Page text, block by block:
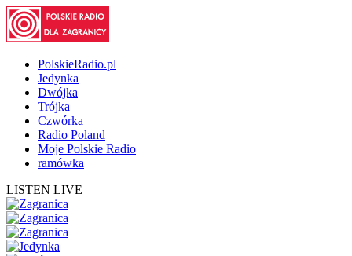
PolskieRadio.pl
Jedynka
Dwójka
Trójka
Czwórka
Radio Poland
Moje Polskie Radio
ramówka
LISTEN LIVE